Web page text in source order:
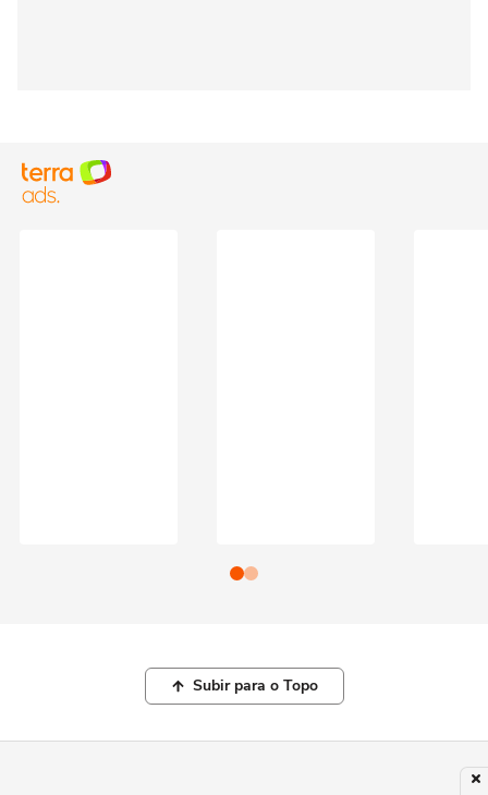
Subir para o Topo